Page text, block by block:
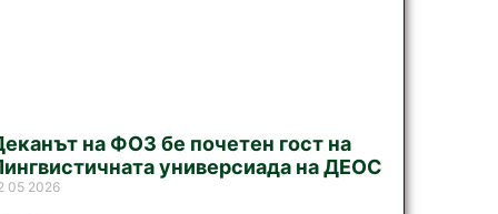
на ФОЗ бе почетен гост на
универсиада на ДЕОС
05 2026